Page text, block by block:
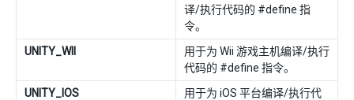
译/执行代码的 #define 指
令。
UNITY_WII
用于为 Wii 游戏主机编译/执行
代码的 #define 指令。
UNITY_IOS
用于为 iOS 平台编译/执行代